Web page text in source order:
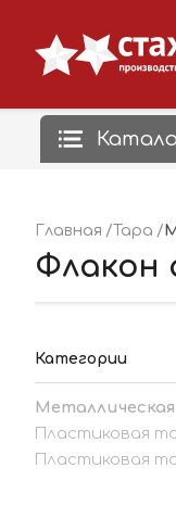
Главная Тара
Флакон
Категории
Пластиковая
Пластиковая